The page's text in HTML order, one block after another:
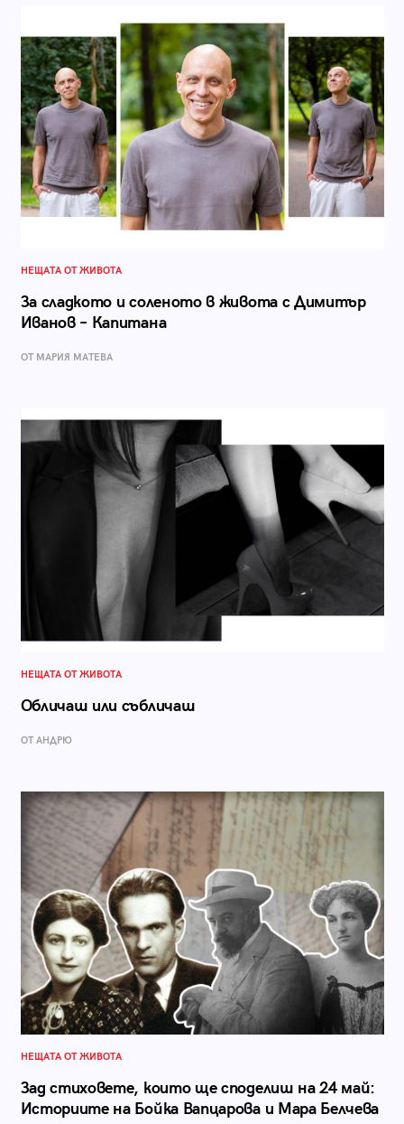
НЕЩАТА ОТ ЖИВОТА
За сладкото и соленото в живота с Димитър
Иванов – Капитана
ОТ МАРИЯ МАТЕВА
НЕЩАТА ОТ ЖИВОТА
Обличаш или събличаш
ОТ АНДРЮ
НЕЩАТА ОТ ЖИВОТА
Зад стиховете, които ще споделиш на 24 май:
Историите на Бойка Вапцарова и Мара Белчева